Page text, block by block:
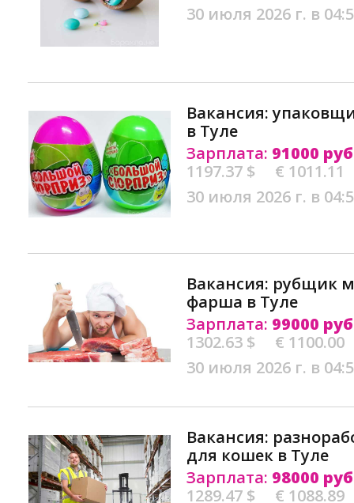
30 июля 2026 г. в
Вакансия:
в Туле
Зарплата: 91000
1197.37 $
€ 1011.11
30 июля 2026 г. в
Вакансия: рубщик
фарша в Туле
Зарплата: 99000
1302.63 $
€ 1100.00
30 июля 2026 г. в
Вакансия:
для кошек в Туле
Зарплата: 98000
1289.47 $
€ 1088.89